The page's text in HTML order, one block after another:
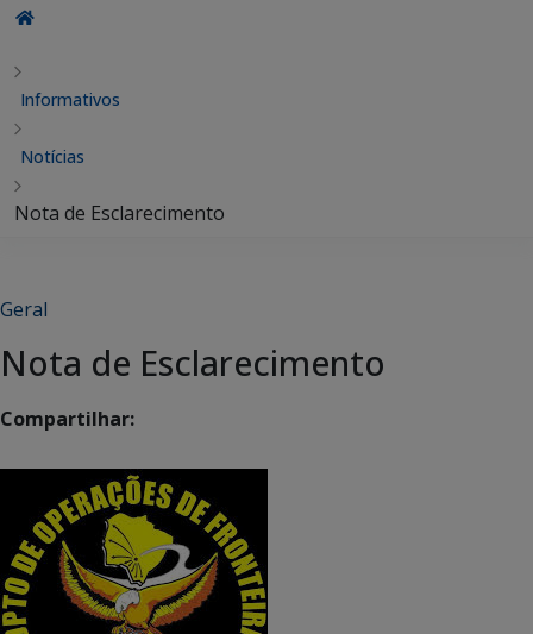
Informativos
Notícias
Nota de Esclarecimento
Geral
Nota de Esclarecimento
Compartilhar: